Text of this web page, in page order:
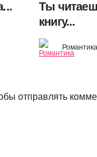
Ты
книгу...
Романтика
отправлять